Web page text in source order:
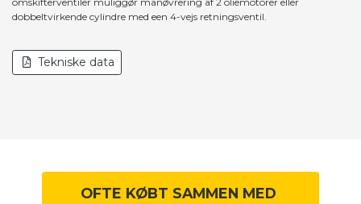
dobbeltvirkende cylindre med een 4-vejs retningsventil.
Tekniske data
OFTE KØBT SAMMEN MED